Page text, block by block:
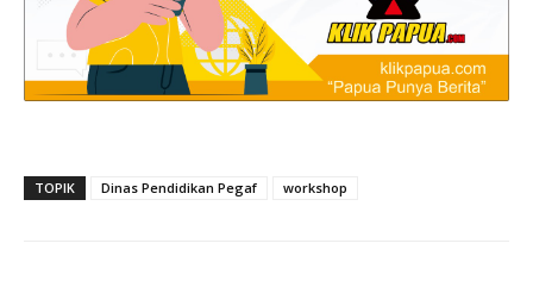
TOPIK Dinas Pendidikan Pegaf workshop